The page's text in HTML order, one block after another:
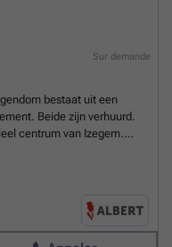
Sur demande
bestaat uit een
Beide zijn verhuurd.
centrum van Izegem.
met etalage . kitchenette .
. leefruimte . keuken
bad en douche, dubbel
slaapkamers Zolder